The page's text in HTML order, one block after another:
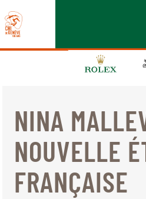
ÉDITION 2026
LE CHIG
MULTIMÉDIA
NINA
NOUVELLE
FRANÇAISE